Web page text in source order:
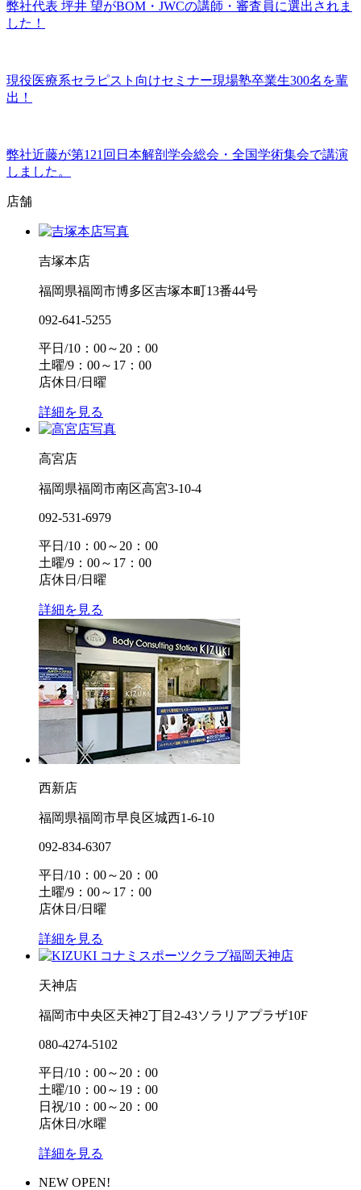
弊社代表 坪井 望がBOM・JWCの講師・審査員に選出されま
した！
現役医療系セラピスト向けセミナー現場塾卒業生300名を輩
出！
弊社近藤が第121回日本解剖学会総会・全国学術集会で講演
しました。
店舗
吉塚本店
福岡県福岡市博多区吉塚本町13番44号
092-641-5255
平日/10：00～20：00
土曜/9：00～17：00
店休日/日曜
詳細を見る
高宮店
福岡県福岡市南区高宮3-10-4
092-531-6979
平日/10：00～20：00
土曜/9：00～17：00
店休日/日曜
詳細を見る
西新店
福岡県福岡市早良区城西1-6-10
092-834-6307
平日/10：00～20：00
土曜/9：00～17：00
店休日/日曜
詳細を見る
天神店
福岡市中央区天神2丁目2-43ソラリアプラザ10F
080-4274-5102
平日/10：00～20：00
土曜/10：00～19：00
日祝/10：00～20：00
店休日/水曜
詳細を見る
NEW OPEN!